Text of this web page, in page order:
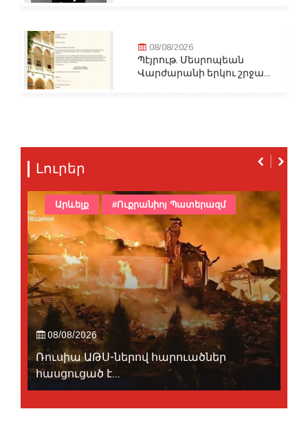
08/08/2026
Պէյրութ. Մեսրոպեան
Վարժարանի երկու շրջա...
Լուրեր
08/08/2026
Ռուսիա ԱԹՍ-ներով հարուածներ
հասցուցած է...
Արևելք #Ուքրանիոյ Պատերազմ